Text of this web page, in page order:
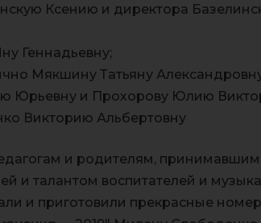
Ксению и директора
Геннадьевну;
Мякшину Татьяну
Юрьевну и Прохорову Юлию
Викторию Альбертовну
и родителям, принимавшим
и талантом воспитателей и
и приготовили прекрасные